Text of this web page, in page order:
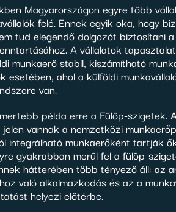
Magyarországon egyre több
felé. Ennek egyik oka, hogy
tud elegendő dolgozót biztosítani
A vállalatok
munkaerő stabil, kiszámítható
esetében, ahol a külföldi
van.
példa erre a Fülöp-szigetek.
vannak a nemzetközi
integrálható munkaerőként tartják
gyakrabban merül fel a fülöp-
hátterében több tényező áll: az
való alkalmazkodás és az a
helyezi előtérbe.